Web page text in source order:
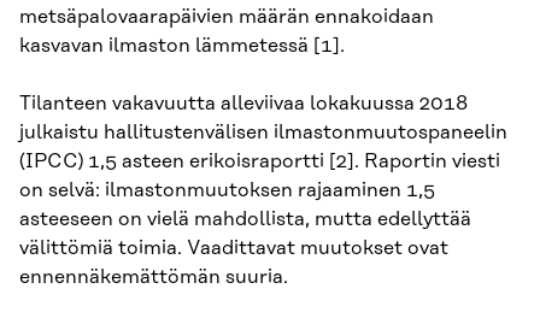
metsäpalovaarapäivien määrän ennakoidaan
kasvavan ilmaston lämmetessä [1].
Tilanteen vakavuutta alleviivaa lokakuussa 2018
julkaistu hallitustenvälisen ilmastonmuutospaneelin
(IPCC) 1,5 asteen erikoisraportti [2]. Raportin viesti
on selvä: ilmastonmuutoksen rajaaminen 1,5
asteeseen on vielä mahdollista, mutta edellyttää
välittömiä toimia. Vaadittavat muutokset ovat
ennennäkemättömän suuria.